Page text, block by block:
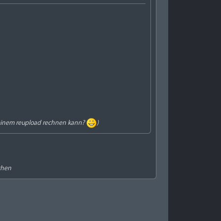
reupload rechnen kann? )